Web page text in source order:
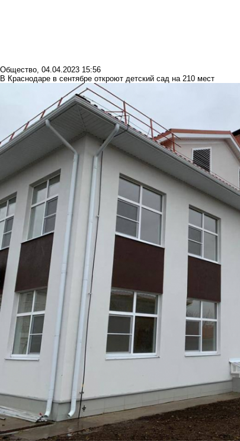
Общество, 04.04.2023 15:56
В Краснодаре в сентябре откроют детский сад на 210 мест